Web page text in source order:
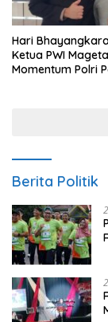
Hari
Ketua PWI
Momentum Polri
Berita Politik